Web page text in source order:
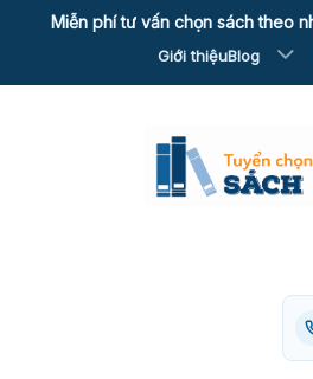
Miễn phí tư vấn chọn sách theo
Giới thiệuBlog